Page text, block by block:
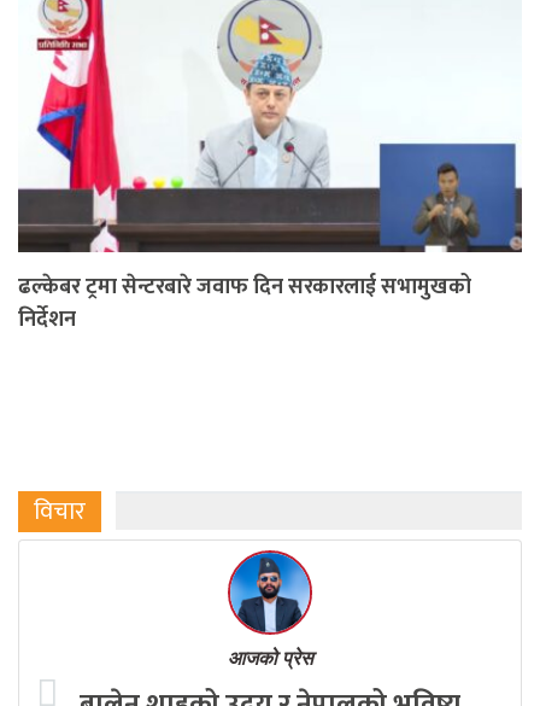
ढल्केबर ट्रमा सेन्टरबारे जवाफ दिन सरकारलाई सभामुखको
निर्देशन
विचार
आजको प्रेस